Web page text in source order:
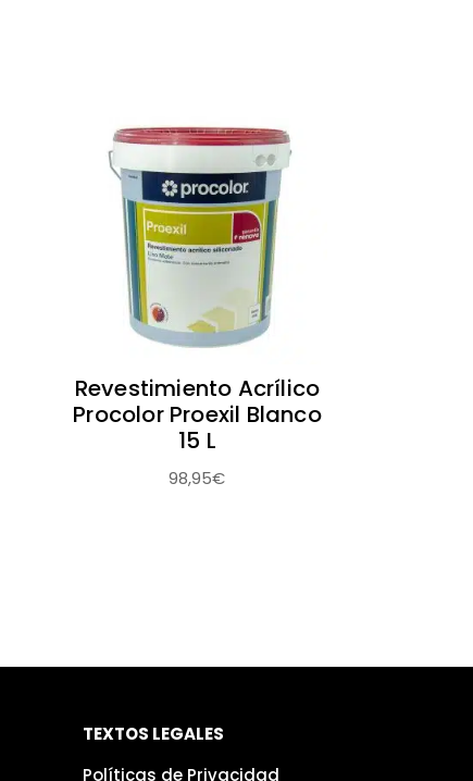
Revestimiento Acrílico
Procolor Proexil Blanco
15 L
98,95€
TEXTOS LEGALES
Políticas de Privacidad